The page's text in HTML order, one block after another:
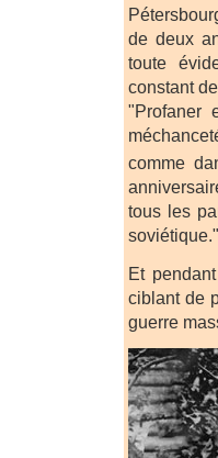
de deux
toute
constant
"Profaner
comme
tous les
soviétique."
Et
ciblant de
guerre